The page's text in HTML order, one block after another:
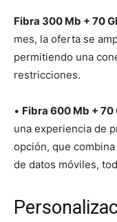
Fibra 300 Mb + 70
mes, la oferta se
permitiendo una
restricciones.
• Fibra 600 Mb + 70
una experiencia de
opción, que
de datos móviles,